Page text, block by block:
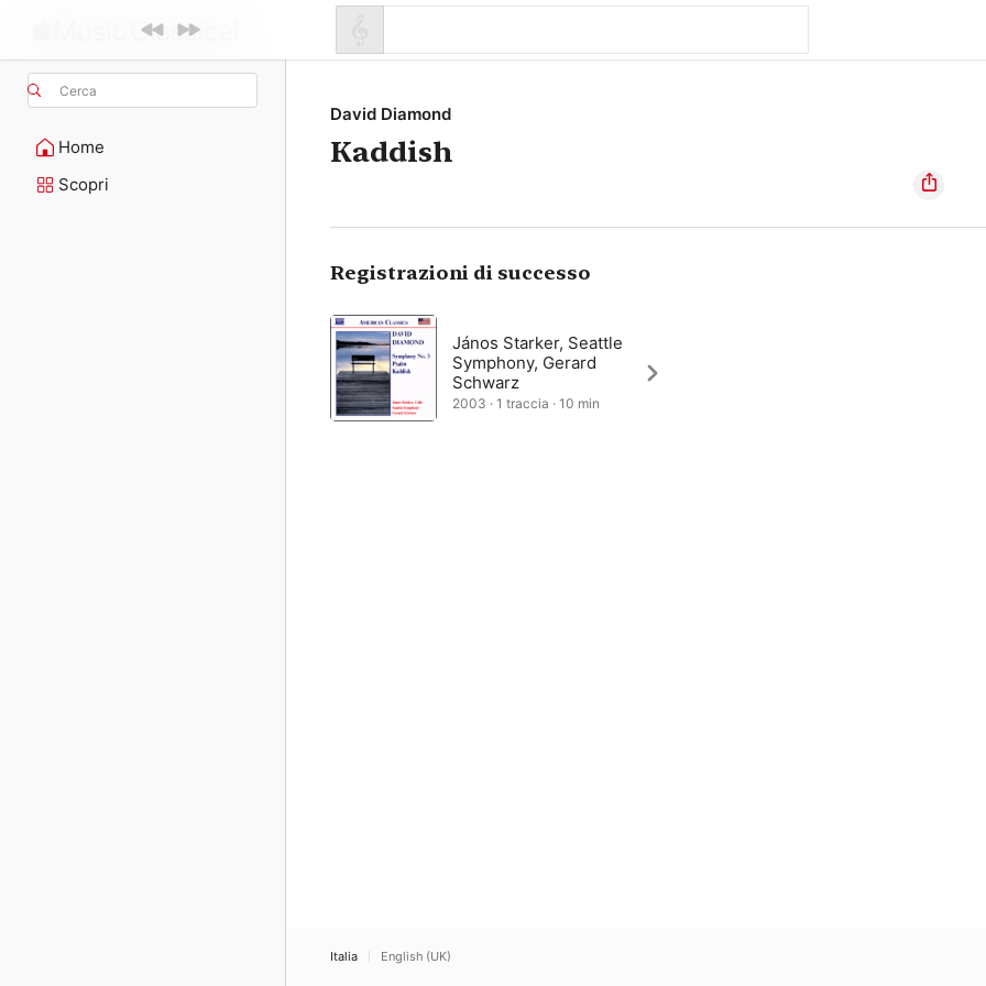
Cerca
Home
Scopri
David Diamond
Kaddish
Registrazioni di successo
János Starker, Seattle
Symphony, Gerard
Schwarz
2003 · 1 traccia · 10 min
Italia English (UK)